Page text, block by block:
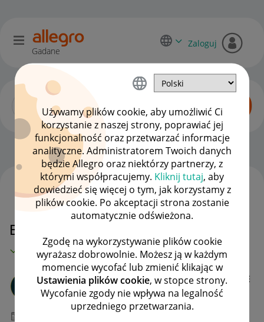
Używamy plików cookie, aby umożliwić Ci
korzystanie z naszej strony, poprawiać jej
funkcjonalność oraz przetwarzać informacje
analityczne. Administratorem Twoich danych
będzie Allegro oraz niektórzy partnerzy, z
którymi współpracujemy. Kliknij tutaj, aby
dowiedzieć się więcej o tym, jak korzystamy z
plików cookie. Po akceptacji strona zostanie
automatycznie odświeżona.
Zgodę na wykorzystywanie plików cookie
wyrażasz dobrowolnie. Możesz ją w każdym
momencie wycofać lub zmienić klikając w
Ustawienia plików cookie, w stopce strony.
Wycofanie zgody nie wpływa na legalność
uprzedniego przetwarzania.
Gadane
Zaloguj
Początkujący sprzedawcy OPCJE
Brak wpłaty od kupującego
MAMY ROZWIĄZANIE!
perytwawa
#7 Wielbiciel
21:39
WSZYSTKIE TEMATY